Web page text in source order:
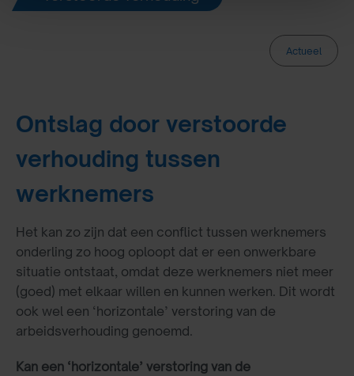
Actueel
Ontslag door verstoorde
verhouding tussen
werknemers
Het kan zo zijn dat een conflict tussen werknemers
onderling zo hoog oploopt dat er een onwerkbare
situatie ontstaat, omdat deze werknemers niet meer
(goed) met elkaar willen en kunnen werken. Dit wordt
ook wel een ‘horizontale’ verstoring van de
arbeidsverhouding genoemd.
Kan een ‘horizontale’ verstoring van de